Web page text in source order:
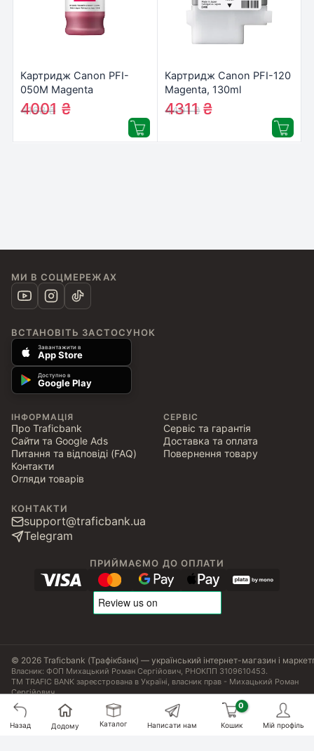
Картридж Canon PFI-
050M Magenta
(5700C001)
4168₴
4001 ₴
Картридж Canon PFI-120
Magenta, 130ml
(2887C001AA)
4491₴
4311₴
МИ В СОЦМЕРЕЖАХ
ВСТАНОВІТЬ ЗАСТОСУНОК
Завантажити в
App Store
Доступно в
Google Play
ІНФОРМАЦІЯ
Про Traficbank
Сайти та Google Ads
Питання та відповіді (FAQ)
Контакти
Огляди товарів
СЕРВІС
Сервіс та гарантія
Доставка та оплата
Повернення товару
КОНТАКТИ
support@traficbank.ua
Telegram
ПРИЙМАЄМО ДО ОПЛАТИ
© 2026 Traficbank (Трафікбанк) — український інтернет-магазин і
Власник: ФОП Михацький Роман Сергійович, РНОКПП 3109610453.
ТМ TRAFIC BANK зареєстрована в Україні, власник прав - Михацький Роман
Сергійович.
Угода користувача Політика конфіденційності
Публічна оферта
Налаштування CookiesСертифікати, ліцензії та патенти
5185
Назад Додому Каталог Написати нам Кошик Мій профіль